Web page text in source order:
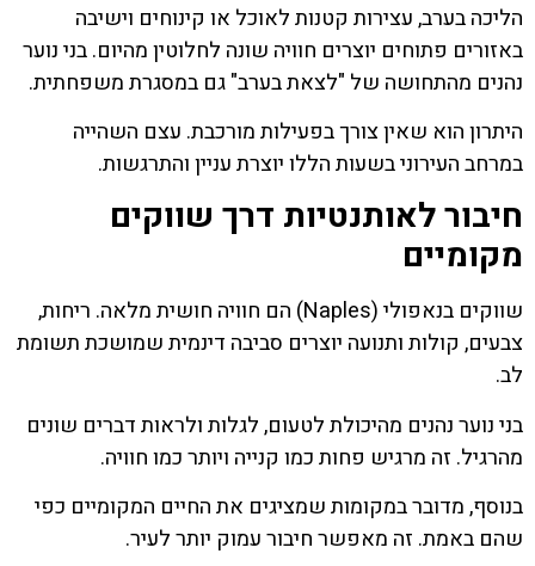
הליכה בערב, עצירות קטנות לאוכל או קינוחים וישיבה
באזורים פתוחים יוצרים חוויה שונה לחלוטין מהיום. בני נוער
נהנים מהתחושה של "לצאת בערב" גם במסגרת משפחתית.
היתרון הוא שאין צורך בפעילות מורכבת. עצם השהייה
במרחב העירוני בשעות הללו יוצרת עניין והתרגשות.
חיבור לאותנטיות דרך שווקים
מקומיים
שווקים בנאפולי (Naples) הם חוויה חושית מלאה. ריחות,
צבעים, קולות ותנועה יוצרים סביבה דינמית שמושכת תשומת
לב.
בני נוער נהנים מהיכולת לטעום, לגלות ולראות דברים שונים
מהרגיל. זה מרגיש פחות כמו קנייה ויותר כמו חוויה.
בנוסף, מדובר במקומות שמציגים את החיים המקומיים כפי
שהם באמת. זה מאפשר חיבור עמוק יותר לעיר.